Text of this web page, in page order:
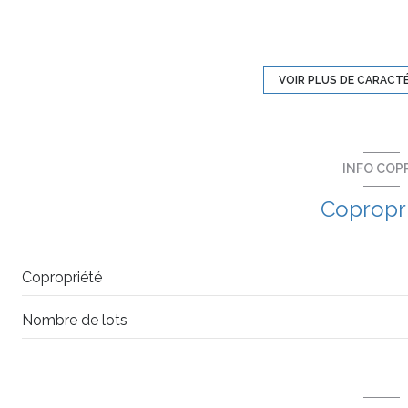
VOIR PLUS DE
INFO
Copropriété
Nombre de lots